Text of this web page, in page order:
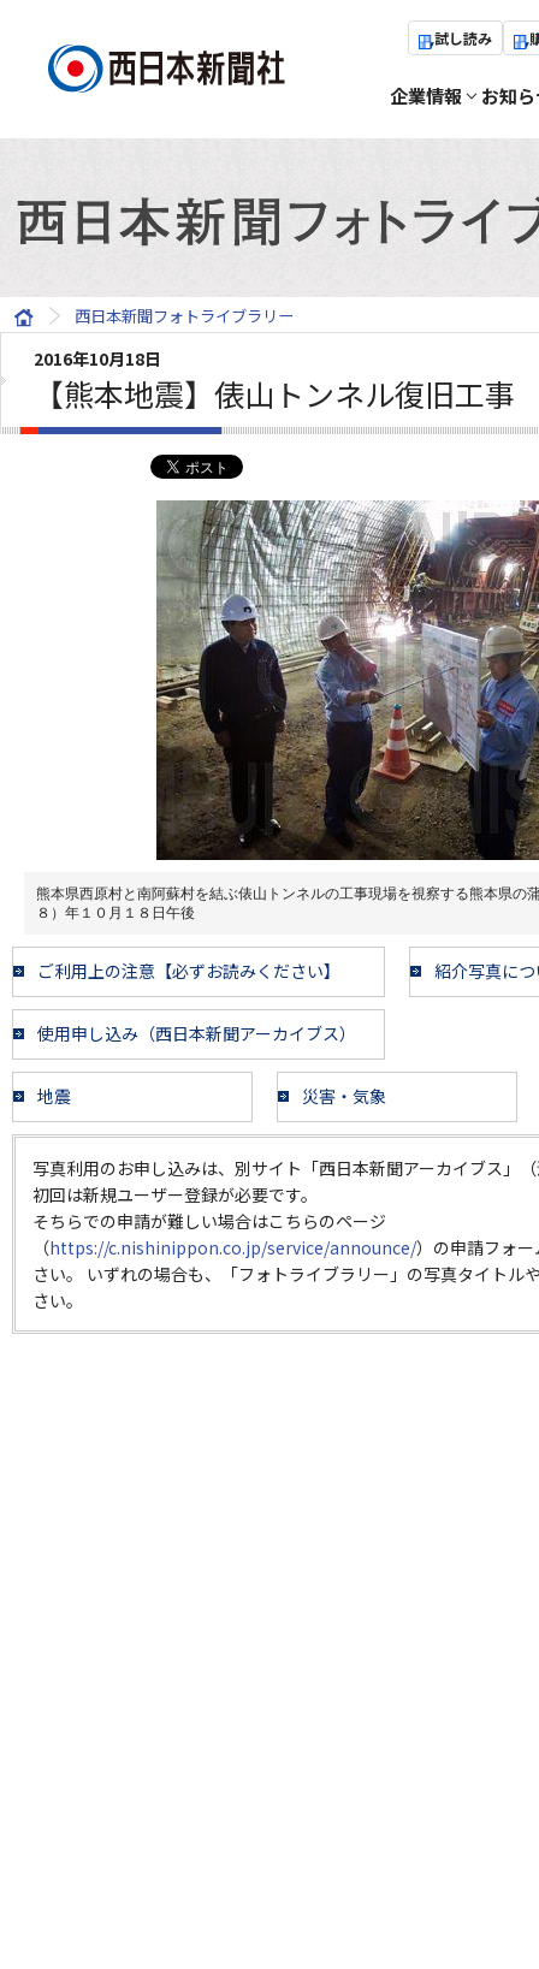
試し読み
企業情報 お知
西日本新聞フォトライブラリー
2016年10月18日
【熊本地震】俵山トンネル復旧工事
熊本県西原村と南阿蘇村を結ぶ俵山トンネルの工事現場を視察する熊本県の
８）年１０月１８日午後
ご利用上の注意【必ずお読みください】 紹介写真に
使用申し込み（西日本新聞アーカイブス）
地震 災害・気象
写真利用のお申し込みは、別サイト「西日本新聞アーカイブス」
初回は新規ユーザー登録が必要です。
そちらでの申請が難しい場合はこちらのページ
（https://c.nishinippon.co.jp/service/announce/）の申請フォ
さい。 いずれの場合も、「フォトライブラリー」の写真タイトル
さい。